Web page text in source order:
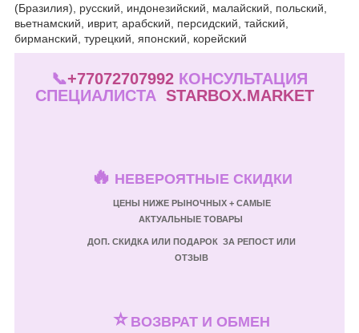
(Бразилия), русский, индонезийский, малайский, польский,
вьетнамский, иврит, арабский, персидский, тайский,
бирманский, турецкий, японский, корейский
📞+77072707992 КОНСУЛЬТАЦИЯ
СПЕЦИАЛИСТА STARBOX.MARKET
🔥 НЕВЕРОЯТНЫЕ СКИДКИ
ЦЕНЫ НИЖЕ РЫНОЧНЫХ + САМЫЕ
АКТУАЛЬНЫЕ ТОВАРЫ
ДОП. СКИДКА ИЛИ ПОДАРОК ЗА РЕПОСТ ИЛИ
ОТЗЫВ
⭐ ВОЗВРАТ И ОБМЕН